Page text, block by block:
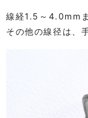
線経1.5～4.0mm
その他の線径は、